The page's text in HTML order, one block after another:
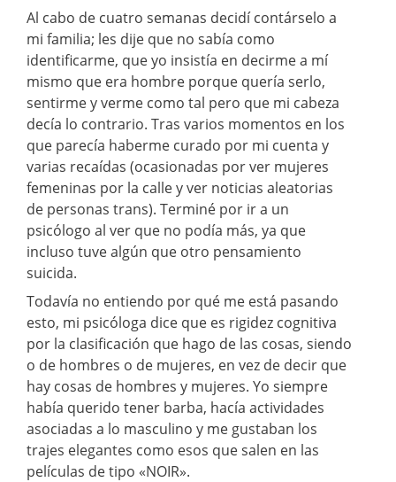
Al cabo de cuatro semanas decidí contárselo a
mi familia; les dije que no sabía como
identificarme, que yo insistía en decirme a mí
mismo que era hombre porque quería serlo,
sentirme y verme como tal pero que mi cabeza
decía lo contrario. Tras varios momentos en los
que parecía haberme curado por mi cuenta y
varias recaídas (ocasionadas por ver mujeres
femeninas por la calle y ver noticias aleatorias
de personas trans). Terminé por ir a un
psicólogo al ver que no podía más, ya que
incluso tuve algún que otro pensamiento
suicida.
Todavía no entiendo por qué me está pasando
esto, mi psicóloga dice que es rigidez cognitiva
por la clasificación que hago de las cosas, siendo
o de hombres o de mujeres, en vez de decir que
hay cosas de hombres y mujeres. Yo siempre
había querido tener barba, hacía actividades
asociadas a lo masculino y me gustaban los
trajes elegantes como esos que salen en las
películas de tipo «NOIR».